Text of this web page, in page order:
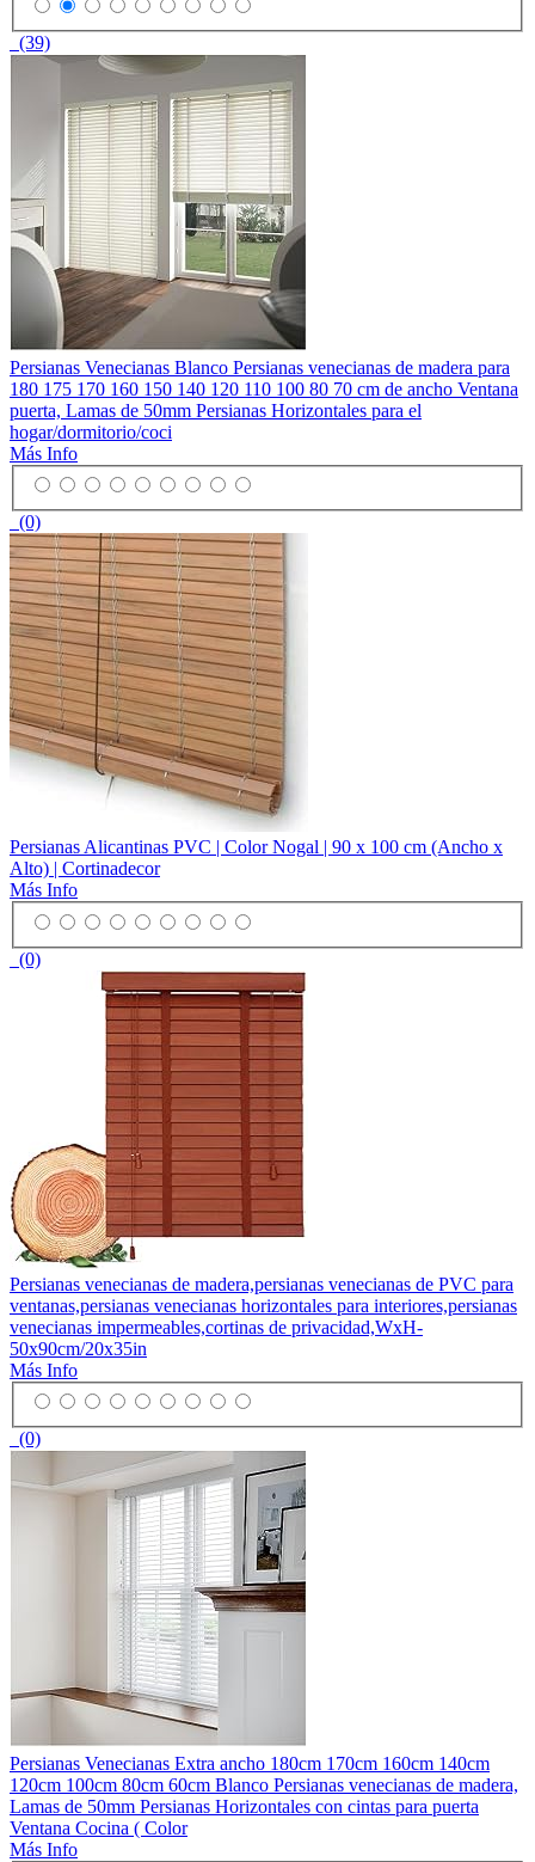
(39)
Persianas Venecianas Blanco Persianas venecianas de madera para
180 175 170 160 150 140 120 110 100 80 70 cm de ancho Ventana
puerta, Lamas de 50mm Persianas Horizontales para el
hogar/dormitorio/coci
Más Info
(0)
Persianas Alicantinas PVC | Color Nogal | 90 x 100 cm (Ancho x
Alto) | Cortinadecor
Más Info
(0)
Persianas venecianas de madera,persianas venecianas de PVC para
ventanas,persianas venecianas horizontales para interiores,persianas
venecianas impermeables,cortinas de privacidad,WxH-
50x90cm/20x35in
Más Info
(0)
Persianas Venecianas Extra ancho 180cm 170cm 160cm 140cm
120cm 100cm 80cm 60cm Blanco Persianas venecianas de madera,
Lamas de 50mm Persianas Horizontales con cintas para puerta
Ventana Cocina ( Color
Más Info